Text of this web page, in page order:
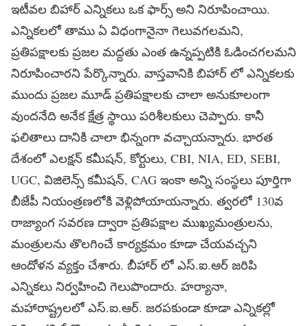
ఇటీవల బిహార్ ఎన్నికలు ఒక ఫార్స్ అని నిరూపించాయి.
ఎన్నికలలో తాము ఏ విధంగానైనా గెలువగలమని,
ప్రతిపక్షాలకు ప్రజల మద్దతు ఎంత ఉన్నప్పటికి ఓడించగలమని
నిరూపించారని పేర్కొన్నారు. వాస్తవానికి బిహార్ లో ఎన్నికలకు
ముందు ప్రజల మూడ్ ప్రతిపక్షాలకు చాలా అనుకూలంగా
వుందనేది అనేక క్షేత్ర స్థాయి పరిశీలకులు చెప్పారు. కానీ
ఫలితాలు దానికి చాలా భిన్నంగా వచ్చాయన్నారు. భారత
దేశంలో ఎలక్షన్ కమీషన్, కోర్టులు, CBI, NIA, ED, SEBI,
UGC, విజిలెన్స్ కమీషన్, CAG ఇంకా అన్ని సంస్థలు పూర్తిగా
బీజేపీ నియంత్రణలోకి వెళ్లిపోయాయన్నారు. త్వరలో 130వ
రాజ్యాంగ సవరణ ద్వారా ప్రతిపక్షాల ముఖ్యమంత్రులను,
మంత్రులను తొలగించే కార్యక్రమం కూడా చేయవచ్చని
ఆందోళన వ్యక్తం చేశారు. బీహార్ లో ఎస్.ఐ.ఆర్ జరిపి
ఎన్నికలు నిర్వహించి గెలుపొందారు. హర్యానా,
మహారాష్ట్రలలో ఎస్.ఐ.ఆర్. జరపకుండా కూడా ఎన్నికల్లో